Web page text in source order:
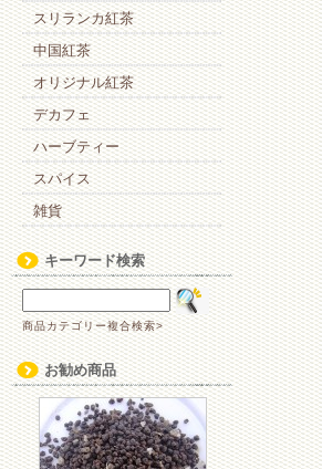
スリランカ紅茶
中国紅茶
オリジナル紅茶
デカフェ
ハーブティー
スパイス
雑貨
キーワード検索
商品カテゴリー複合検索>
お勧め商品